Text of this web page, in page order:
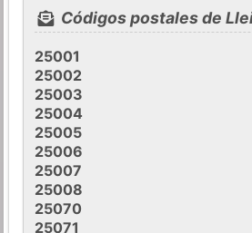
Códigos postales de
25001
25002
25003
25004
25005
25006
25007
25008
25070
25071